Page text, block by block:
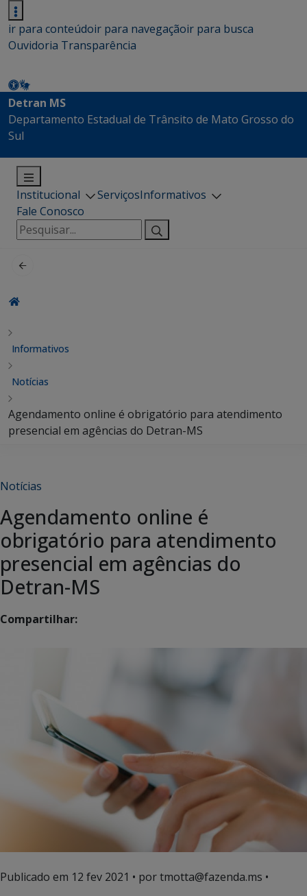
ir para conteúdoir para navegaçãoir para busca
Ouvidoria Transparência
Detran MS
Departamento Estadual de Trânsito de Mato Grosso do
Sul
Institucional ServiçosInformativos
Fale Conosco
Pesquisar
por:
Informativos
Notícias
Agendamento online é obrigatório para atendimento
presencial em agências do Detran-MS
Notícias
Agendamento online é
obrigatório para atendimento
presencial em agências do
Detran-MS
Compartilhar:
Publicado em 12 fev 2021 • por tmotta@fazenda.ms •